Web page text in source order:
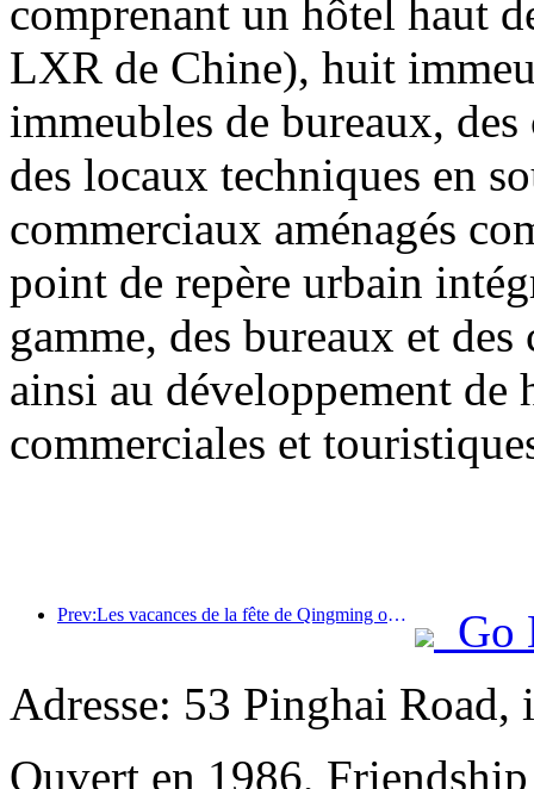
comprenant un hôtel haut
LXR de Chine), huit
immeubles de bureaux, des
des locaux techniques en
commerciaux aménagés
point de repère urbain
gamme, des bureaux et
ainsi au développement de
commerciales et
Prev:Les vacances de la fête de Qingming ont entraîné une forte hausse des voyages en raison des congés prolongés, les excursions et l'observation des fleurs ayant stimulé le nombre de visiteurs dans de nombreuses villes.
Go
Adresse: 53 Pinghai Road,
Ouvert en 1986,